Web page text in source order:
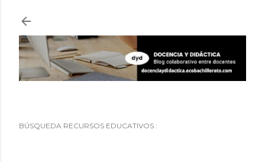
BÚSQUEDA RECURSOS EDUCATIVOS :